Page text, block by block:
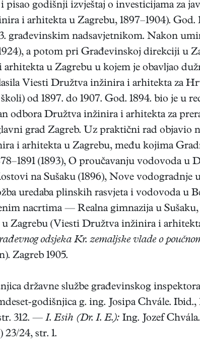
godišnji izvještaj o investicijama za
i arhitekta u Zagrebu, 1897–1904).
građevinskim nadsavjetnikom. Nakon
a potom pri Građevinskoj direkciji u
u Zagrebu u kojem je obavljao
Viesti Družtva inžinira i arhitekta za
od 1897. do 1907. God. 1894. bio je u
odbora Družtva inžinira i arhitekta za
grad Zagreb. Uz praktični rad objavio
i arhitekta u Zagrebu, među kojima
(1893), O proučavanju vodovoda
na Sušaku (1896), Nove
uredaba plinskih rasvjeta i vodovoda u
nacrtima — Realna gimnazija u
Zagrebu (Viesti Družtva inžinira i arhitekta
odsjeka Kr. zemaljske vlade o
Zagreb 1905.
državne službe građevinskog
godišnjica g. ing. Josipa Chvále.
312. — I. Esih (Dr. I. E.): Ing. Jozef
23/24, str. 1.